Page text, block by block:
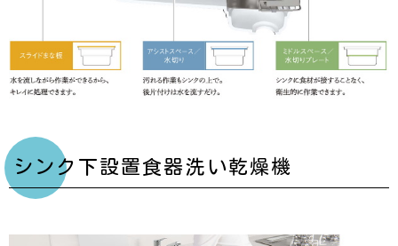
シンク下設置食器洗い乾燥機